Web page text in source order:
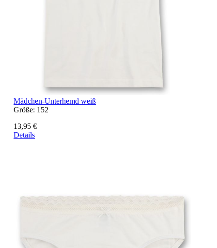
Mädchen-Unterhemd weiß
Größe: 152
13,95 €
Details